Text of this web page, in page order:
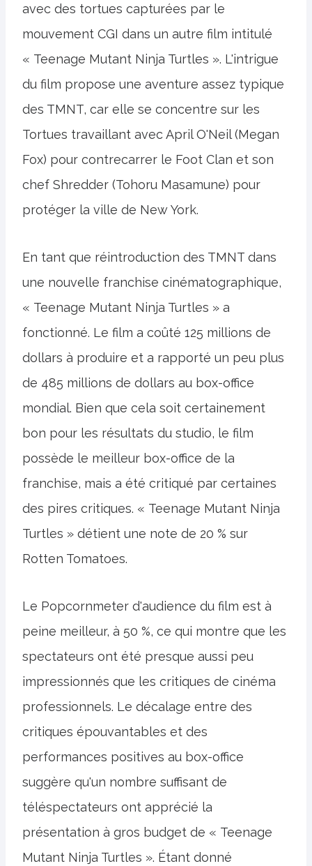
avec des tortues capturées par le
mouvement CGI dans un autre film intitulé
« Teenage Mutant Ninja Turtles ». L'intrigue
du film propose une aventure assez typique
des TMNT, car elle se concentre sur les
Tortues travaillant avec April O'Neil (Megan
Fox) pour contrecarrer le Foot Clan et son
chef Shredder (Tohoru Masamune) pour
protéger la ville de New York.
En tant que réintroduction des TMNT dans
une nouvelle franchise cinématographique,
« Teenage Mutant Ninja Turtles » a
fonctionné. Le film a coûté 125 millions de
dollars à produire et a rapporté un peu plus
de 485 millions de dollars au box-office
mondial. Bien que cela soit certainement
bon pour les résultats du studio, le film
possède le meilleur box-office de la
franchise, mais a été critiqué par certaines
des pires critiques. « Teenage Mutant Ninja
Turtles » détient une note de 20 % sur
Rotten Tomatoes.
Le Popcornmeter d'audience du film est à
peine meilleur, à 50 %, ce qui montre que les
spectateurs ont été presque aussi peu
impressionnés que les critiques de cinéma
professionnels. Le décalage entre des
critiques épouvantables et des
performances positives au box-office
suggère qu'un nombre suffisant de
téléspectateurs ont apprécié la
présentation à gros budget de « Teenage
Mutant Ninja Turtles ». Étant donné